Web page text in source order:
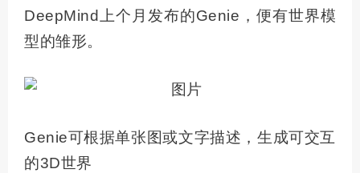
DeepMind上个月发布的Genie，便有世界模
型的雏形。
Genie可根据单张图或文字描述，生成可交互
的3D世界